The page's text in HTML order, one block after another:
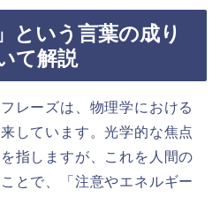
という言葉の成り
て解説
レーズは、物理学における
しています。光学的な焦点
指しますが、これを人間の
とで、「注意やエネルギー